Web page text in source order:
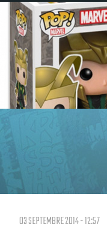
03 SEPTEMBRE 2014 - 12:57